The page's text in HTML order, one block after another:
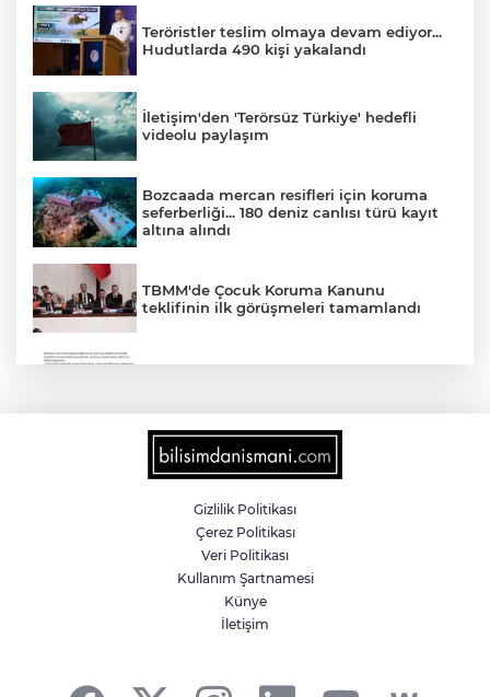
Teröristler teslim olmaya devam ediyor...
Hudutlarda 490 kişi yakalandı
İletişim'den 'Terörsüz Türkiye' hedefli
videolu paylaşım
Bozcaada mercan resifleri için koruma
seferberliği... 180 deniz canlısı türü kayıt
altına alındı
TBMM'de Çocuk Koruma Kanunu
teklifinin ilk görüşmeleri tamamlandı
2025'te Ar-Ge'ye 254 milyar TL harcadık!
Ar-Ge'de en büyük pay üniversitelere
MGK bugün toplanıyor... Gündem
'Terörsüz Türkiye'
Gümrük Muhafaza'dan kaçakçılığa darbe!
Gizlilik Politikası
Çerez Politikası
Veri Politikası
Kullanım Şartnamesi
Künye
İletişim